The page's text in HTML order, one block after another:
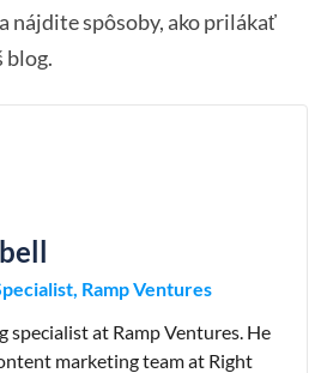
nájdite spôsoby, ako prilákať
blog.
Ramp Ventures
specialist at Ramp Ventures. He
marketing team at Right